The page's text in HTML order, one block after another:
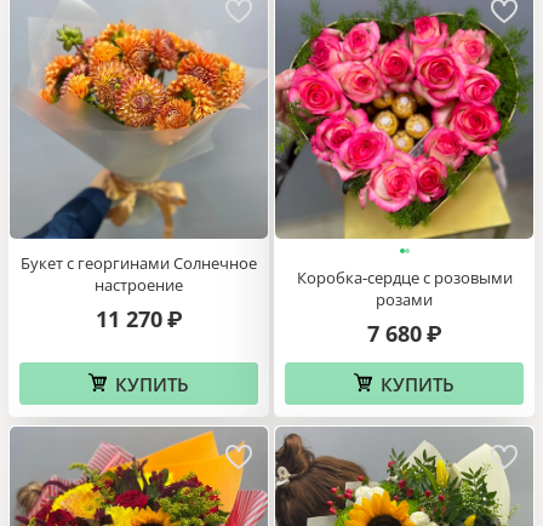
Букет с георгинами Солнечное
настроение
11 270 ₽
КУПИТЬ
Коробка-сердце с розовыми
розами
7 680 ₽
КУПИТЬ